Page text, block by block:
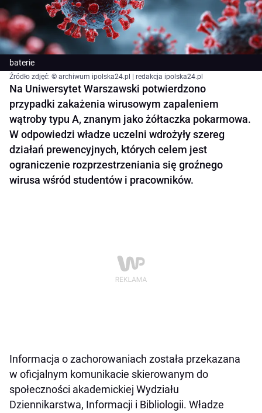
baterie
Źródło zdjęć: © archiwum ipolska24.pl | redakcja ipolska24.pl
Na Uniwersytet Warszawski potwierdzono
przypadki zakażenia wirusowym zapaleniem
wątroby typu A, znanym jako żółtaczka pokarmowa.
W odpowiedzi władze uczelni wdrożyły szereg
działań prewencyjnych, których celem jest
ograniczenie rozprzestrzeniania się groźnego
wirusa wśród studentów i pracowników.
Informacja o zachorowaniach została przekazana
w oficjalnym komunikacie skierowanym do
społeczności akademickiej Wydziału
Dziennikarstwa, Informacji i Bibliologii. Władze